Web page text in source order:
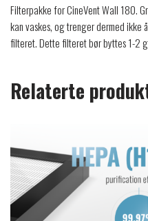
Filterpakke for CineVent Wall 180.
kan vaskes, og trenger dermed ikke
filteret. Dette filteret bør byttes 1-2
Relaterte